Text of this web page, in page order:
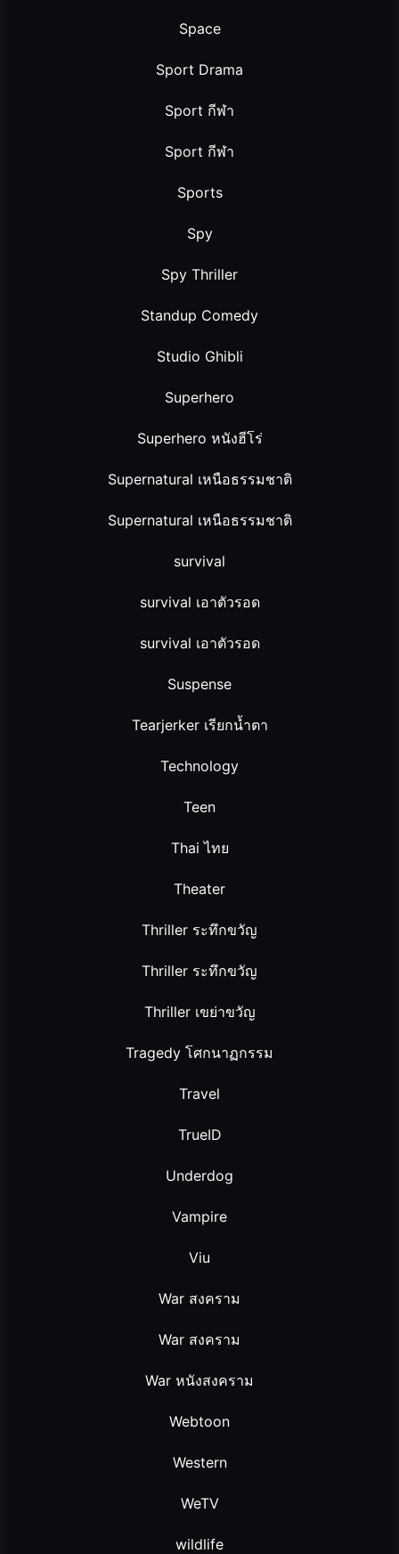
Space
Sport Drama
Sport กีฬา
Sport กีฬา
Sports
Spy
Spy Thriller
Standup Comedy
Studio Ghibli
Superhero
Superhero หนังฮีโร่
Supernatural เหนือธรรมชาติ
Supernatural เหนือธรรมชาติ
survival
survival เอาตัวรอด
survival เอาตัวรอด
Suspense
Tearjerker เรียกน้ำตา
Technology
Teen
Thai ไทย
Theater
Thriller ระทึกขวัญ
Thriller ระทึกขวัญ
Thriller เขย่าขวัญ
Tragedy โศกนาฏกรรม
Travel
TrueID
Underdog
Vampire
Viu
War สงคราม
War สงคราม
War หนังสงคราม
Webtoon
Western
WeTV
wildlife